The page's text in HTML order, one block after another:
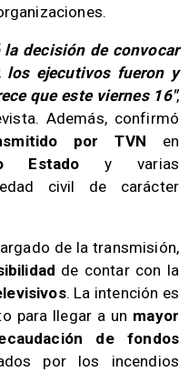
decisión de convocar
los ejecutivos fueron y
que este viernes 16",
Además, confirmó
por TVN en
Estado y varias
civil de carácter
de la transmisión,
de contar con la
. La intención es
para llegar a un mayor
de fondos
por los incendios